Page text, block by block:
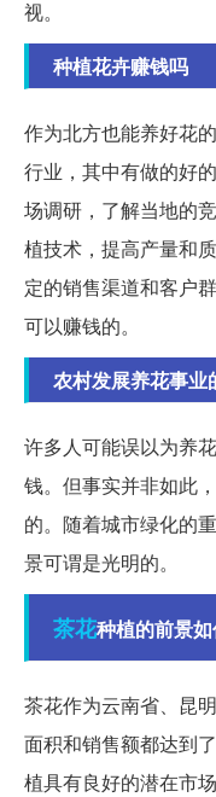
视。
种植花卉赚钱吗
作为北方也能养好花
行业，其中有做的好
场调研，了解当地的
植技术，提高产量和
定的销售渠道和客户
可以赚钱的。
农村发展养花事业
许多人可能误以为养
钱。但事实并非如此
的。随着城市绿化的
景可谓是光明的。
茶花种植的前景
茶花作为云南省、昆
面积和销售额都达到
植具有良好的潜在市